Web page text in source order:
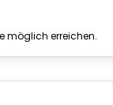
möglich erreichen.